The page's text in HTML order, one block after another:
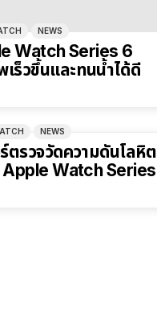
NEWS
Watch Series 6
เร็วขึ้นและทนน้ำได้ดี
NEWS
ตรวจวัดความดันโลหิต
Apple Watch Series